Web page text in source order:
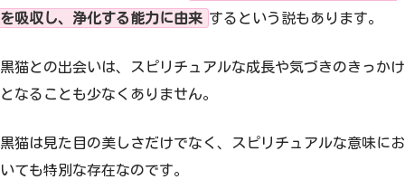
を吸収し、浄化する能力に由来 するという説もあります。
黒猫との出会いは、スピリチュアルな成長や気づきのきっかけ
となることも少なくありません。
黒猫は見た目の美しさだけでなく、スピリチュアルな意味にお
いても特別な存在なのです。